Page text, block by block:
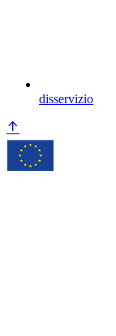
disservizio